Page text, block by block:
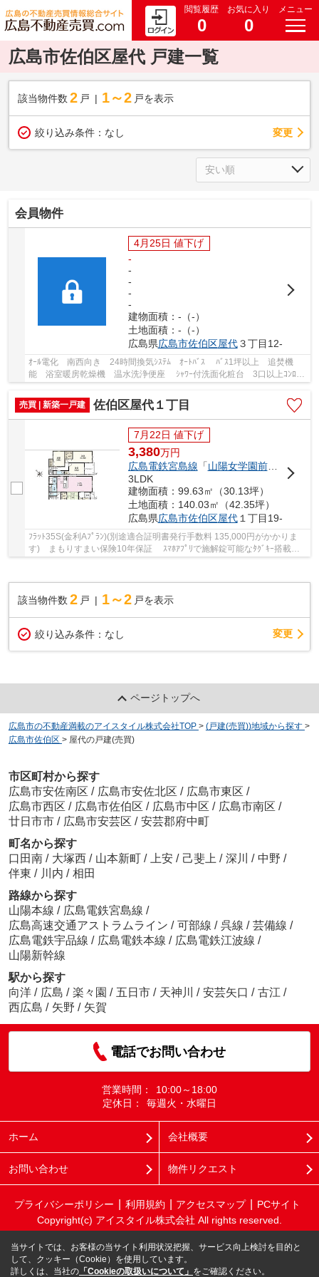
閲覧履歴
0
お気に入り
0
メニュー
広島市佐伯区屋代 戸建一覧
該当物件数 2 戸 1～2 戸を表示
絞り込み条件： なし 変更
会員物件
4月25日 値下げ
-
-
-
-
-
建物面積：-（-）
土地面積：-（-）
広島県広島市佐伯区屋代３丁目12-
ｵｰﾙ電化 南西向き 24時間換気ｼｽﾃﾑ ｵｰﾄﾊﾞｽ ﾊﾞｽ1坪以上 追焚機
能 浴室暖房乾燥機 温水洗浄便座 ｼｬﾜｰ付洗面化粧台 3口以上ｺﾝﾛ
売買 | 新築一戸建
佐伯区屋代１丁目
7月22日 値下げ
3,380万円
広島電鉄宮島線 「山陽女学園前」駅 徒歩
3LDK
建物面積：99.63㎡（30.13坪）
土地面積：140.03㎡（42.35坪）
広島県広島市佐伯区屋代１丁目19-
ﾌﾗｯﾄ35S(金利Aﾌﾟﾗﾝ)(別途適合証明書発行手数料 135,000円がかかりま
す) まもりすまい保険10年保証 ｽﾏﾎｱﾌﾟﾘで施解錠可能なﾀｸﾞｷｰ搭載の
該当物件数 2 戸 1～2 戸を表示
絞り込み条件： なし 変更
ページトップへ
広島市の不動産満載のアイスタイル株式会社TOP > (戸建(売買))地域から探す >
広島市佐伯区 > 屋代の戸建(売買)
市区町村から探す
広島市安佐南区 / 広島市安佐北区 / 広島市東区 /
広島市西区 / 広島市佐伯区 / 広島市中区 / 広島市南区 /
廿日市市 / 広島市安芸区 / 安芸郡府中町
町名から探す
口田南 / 大塚西 / 山本新町 / 上安 / 己斐上 / 深川 / 中野 /
伴東 / 川内 / 相田
路線から探す
山陽本線 / 広島電鉄宮島線 /
広島高速交通アストラムライン / 可部線 / 呉線 / 芸備線 /
広島電鉄宇品線 / 広島電鉄本線 / 広島電鉄江波線 /
山陽新幹線
駅から探す
向洋 / 広島 / 楽々園 / 五日市 / 天神川 / 安芸矢口 / 古江 /
西広島 / 矢野 / 矢賀
電話でお問い合わせ
営業時間：
10:00～18:00
定休日：
毎週火・水曜日
ホーム 会社概要
お問い合わせ 物件リクエスト
プライバシーポリシー 利用規約 アクセスマップ
PCサイト
Copyright(c) アイスタイル株式会社 All rights reserved.
当サイトでは、お客様の当サイト利用状況把握、サービス向上検討を目的と
して、クッキー（Cookie）を使用しています。
詳しくは、当社の 「Cookieの取扱いについて」 をご確認ください。